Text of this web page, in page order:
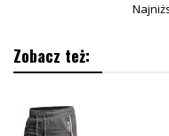
Zobacz też: